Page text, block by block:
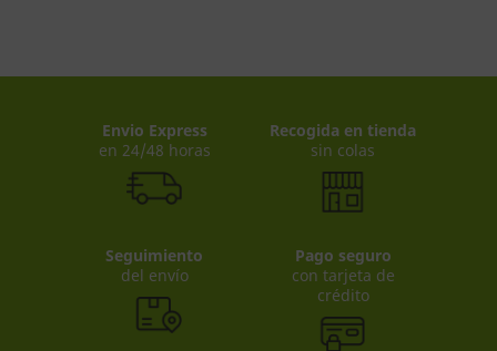
Envio Express
en 24/48 horas
Recogida en tienda
sin colas
Seguimiento
del envío
Pago seguro
con tarjeta de
crédito